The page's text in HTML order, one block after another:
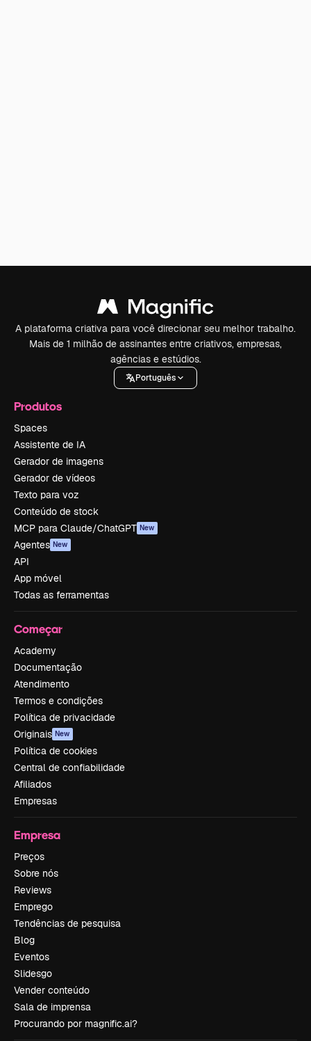
A plataforma criativa para você direcionar seu melhor trabalho.
Mais de 1 milhão de assinantes entre criativos, empresas,
agências e estúdios.
Português
Produtos
Spaces
Assistente de IA
Gerador de imagens
Gerador de vídeos
Texto para voz
Conteúdo de stock
MCP para Claude/ChatGPT New
Agentes New
API
App móvel
Todas as ferramentas
Começar
Academy
Documentação
Atendimento
Termos e condições
Política de privacidade
Originais New
Política de cookies
Central de confiabilidade
Afiliados
Empresas
Empresa
Preços
Sobre nós
Reviews
Emprego
Tendências de pesquisa
Blog
Eventos
Slidesgo
Vender conteúdo
Sala de imprensa
Procurando por magnific.ai?